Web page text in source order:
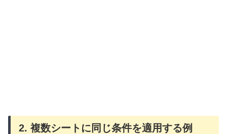
2. 複数シートに同じ条件を適用する例